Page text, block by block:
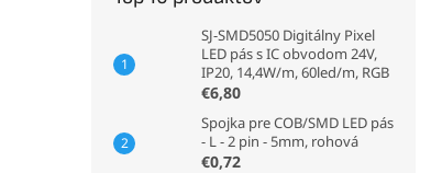
SJ-SMD5050 Digitálny Pixel
LED pás s IC obvodom 24V,
IP20, 14,4W/m, 60led/m, RGB
€6,80
Spojka pre COB/SMD LED pás
- L - 2 pin - 5mm, rohová
€0,72